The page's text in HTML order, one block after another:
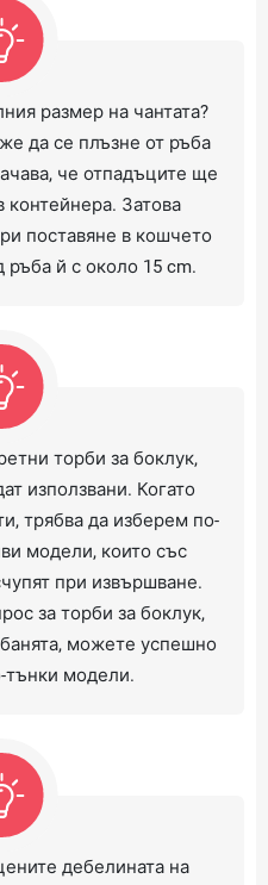
размер на чантата?
да се плъзне от ръба
че отпадъците ще
контейнера. Затова
поставяне в кошчето
й с около 15 cm.
торби за боклук,
използвани. Когато
трябва да изберем по-
модели, които със
при извършване.
за торби за боклук,
можете успешно
тънки модели.
дебелината на